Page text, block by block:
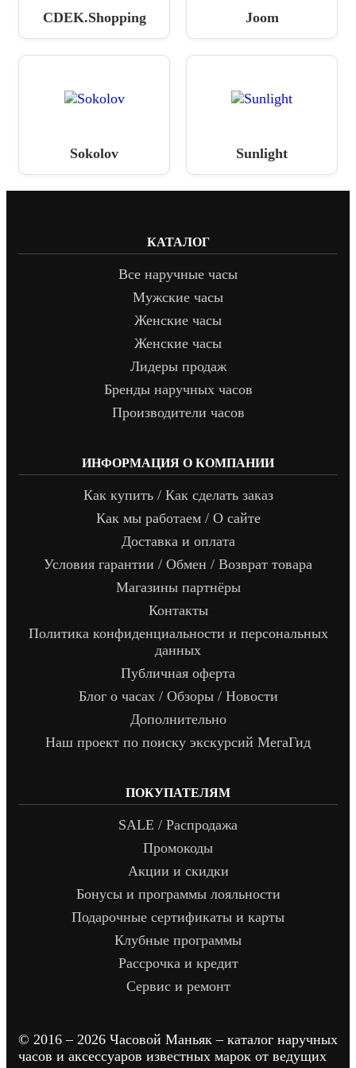
CDEK.Shopping Joom
Sokolov Sunlight
КАТАЛОГ
Все наручные часы
Мужские часы
Женские часы
Женские часы
Лидеры продаж
Бренды наручных часов
Производители часов
ИНФОРМАЦИЯ О КОМПАНИИ
Как купить / Как сделать заказ
Как мы работаем / О сайте
Доставка и оплата
Условия гарантии / Обмен / Возврат товара
Магазины партнёры
Контакты
Политика конфиденциальности и персональных
данных
Публичная оферта
Блог о часах / Обзоры / Новости
Дополнительно
Наш проект по поиску экскурсий МегаГид
ПОКУПАТЕЛЯМ
SALE / Распродажа
Промокоды
Акции и скидки
Бонусы и программы лояльности
Подарочные сертификаты и карты
Клубные программы
Рассрочка и кредит
Сервис и ремонт
© 2016 – 2026 Часовой Маньяк – каталог наручных
часов и аксессуаров известных марок от ведущих